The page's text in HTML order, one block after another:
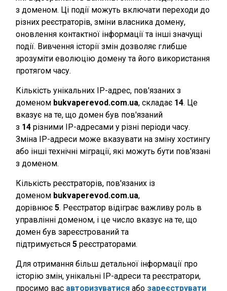
з доменом. Ці події можуть включати переходи до
різних реєстраторів, зміни власника домену,
оновлення контактної інформації та інші значущі
події. Вивчення історії змін дозволяє глибше
зрозуміти еволюцію домену та його використання
протягом часу.
Кількість унікальних IP-адрес, пов'язаних з
доменом bukvaperevod.com.ua, складає 14. Це
вказує на те, що домен був пов'язаний
з 14 різними IP-адресами у різні періоди часу.
Зміна IP-адреси може вказувати на зміну хостингу
або інші технічні міграції, які можуть бути пов'язані
з доменом.
Кількість реєстраторів, пов'язаних із
доменом bukvaperevod.com.ua,
дорівнює 5. Реєстратор відіграє важливу роль в
управлінні доменом, і це число вказує на те, що
домен був зареєстрований та
підтримується 5 реєстраторами.
Для отримання більш детальної інформації про
історію змін, унікальні IP-адреси та реєстратори,
просимо вас авторизуватися або зареєструвати